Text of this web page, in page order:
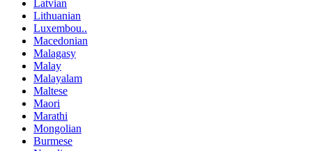
Latvian
Lithuanian
Luxembou..
Macedonian
Malagasy
Malay
Malayalam
Maltese
Maori
Marathi
Mongolian
Burmese